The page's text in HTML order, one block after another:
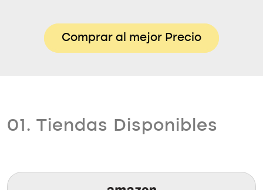
Comprar al mejor Precio
01. Tiendas Disponibles